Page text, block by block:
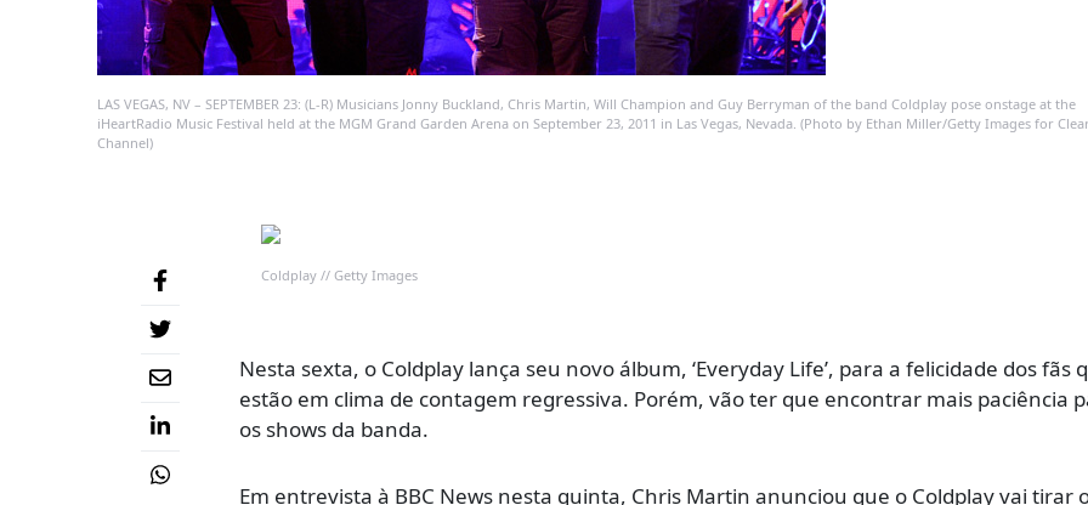
LAS VEGAS, NV – SEPTEMBER 23: (L-R) Musicians Jonny Buckland, Chris Martin, Will Champion and Guy Berryman of the band Coldplay pose onstage at the
iHeartRadio Music Festival held at the MGM Grand Garden Arena on September 23, 2011 in Las Vegas, Nevada. (Photo by Ethan Miller/Getty Images for
Channel)
Coldplay // Getty Images
Nesta sexta, o Coldplay lança seu novo álbum, ‘Everyday Life’, para a felicidade dos fãs
estão em clima de contagem regressiva. Porém, vão ter que encontrar mais paciência
os shows da banda.
Em entrevista à BBC News nesta quinta, Chris Martin anunciou que o Coldplay vai tirar